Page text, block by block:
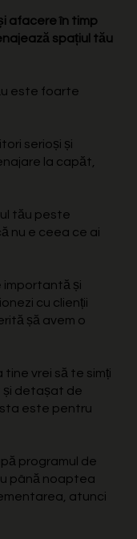
afacere în timp
spațiul tău
este foarte
serioși și
la capăt,
tău peste
nu e ceea ce ai
importantă și
cu clienții
șă avem o
vrei să te simți
și detașat de
este pentru
programul de
până noaptea
atunci